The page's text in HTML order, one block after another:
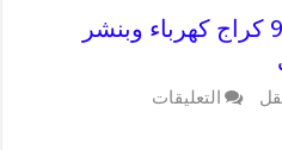
بنشر المنقف 99009551 كراج كهرباء وبنشر
التعليقات